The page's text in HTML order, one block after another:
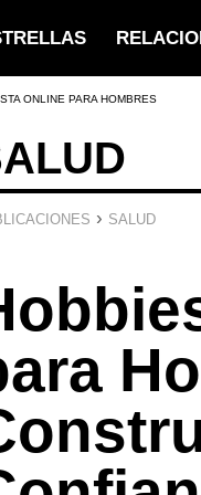
ONLINE PARA HOMBRES
› SALUD